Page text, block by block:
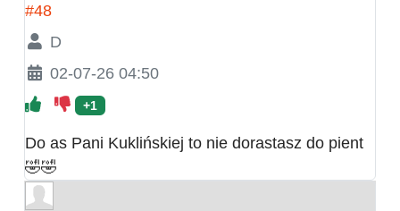
#48
D
02-07-26 04:50
+1
Do as Pani Kuklińskiej to nie dorastasz do pient
🤣🤣